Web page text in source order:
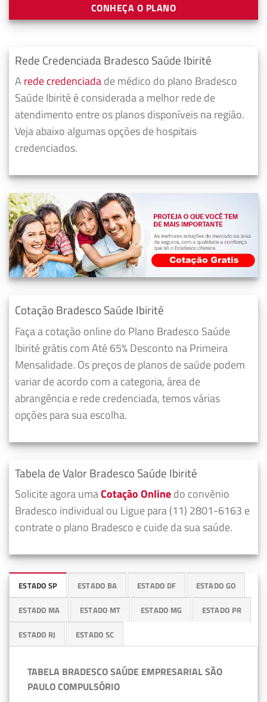
CONHEÇA O PLANO
Rede Credenciada Bradesco Saúde Ibirité
A rede credenciadade médico do plano Bradesco
Saúde Ibirité é considerada a melhor rede de
atendimento entre os planos disponíveis na região.
Veja abaixo algumas opções de hospitais
credenciados.
Cotação Bradesco Saúde Ibirité
Faça a cotação online do Plano Bradesco Saúde
Ibirité grátis com Até 65% Desconto na Primeira
Mensalidade. Os preços de planos de saúde podem
variar de acordo com a categoria, área de
abrangência e rede credenciada, temos várias
opções para sua escolha.
Tabela de Valor Bradesco Saúde Ibirité
Solicite agora umaCotação Onlinedo convênio
Bradesco individual ou Ligue para (11) 2801-6163 e
contrate o plano Bradesco e cuide da sua saúde.
ESTADO SP ESTADO BA ESTADO DF ESTADO GO
ESTADO MA ESTADO MT ESTADO MG ESTADO PR
ESTADO RJ ESTADO SC
TABELA BRADESCO SAÚDE EMPRESARIAL SÃO
PAULO COMPULSÓRIO